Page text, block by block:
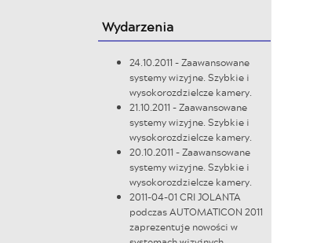
Wydarzenia
24.10.2011 - Zaawansowane
systemy wizyjne. Szybkie i
wysokorozdzielcze kamery.
21.10.2011 - Zaawansowane
systemy wizyjne. Szybkie i
wysokorozdzielcze kamery.
20.10.2011 - Zaawansowane
systemy wizyjne. Szybkie i
wysokorozdzielcze kamery.
2011-04-01 CRI JOLANTA
podczas AUTOMATICON 2011
zaprezentuje nowości w